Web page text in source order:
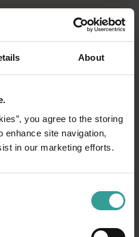
About
you agree to the storing
enhance site navigation,
in our marketing efforts.